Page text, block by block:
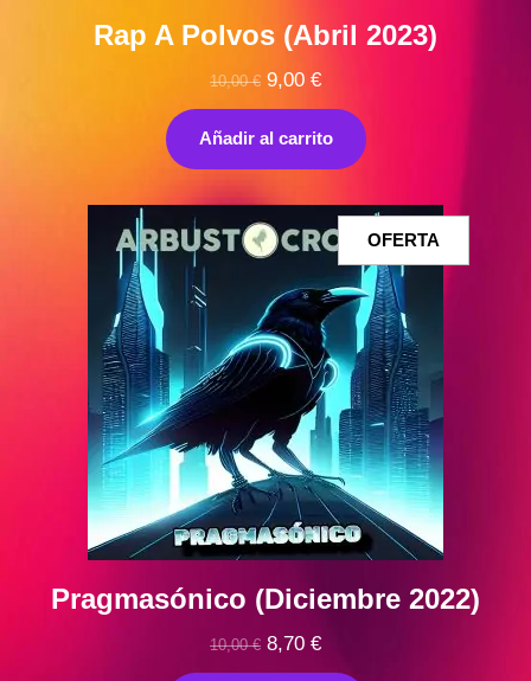
Rap A Polvos (Abril 2023)
10,00€ El
precio
original
era:
9,00 €El
precio
actual
es:
Añadir al carrito
OFERTA
Pragmasónico (Diciembre 2022)
10,00€ El
precio
8,70 €El
precio